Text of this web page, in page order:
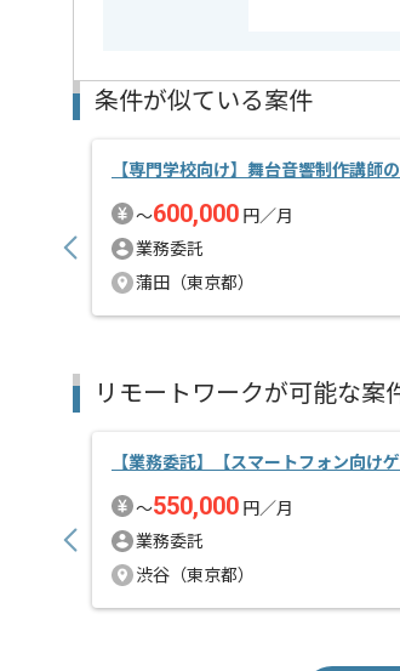
条件が似ている案件
【専門学校向け】舞台音響制作講師
〜600,000 円／月
業務委託
蒲田（東京都）
リモートワークが可能な案
【業務委託】【スマートフォン向け
〜550,000 円／月
業務委託
渋谷（東京都）